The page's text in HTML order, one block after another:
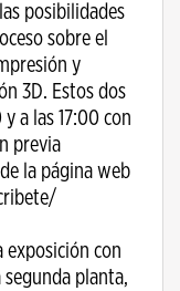
posibilidades
sobre el
y
3D. Estos dos
a las 17:00 con
previa
la página web
exposición con
segunda planta,